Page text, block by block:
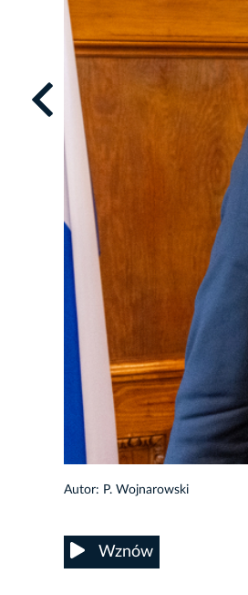
Autor: P. Wojnarowski
Wznów